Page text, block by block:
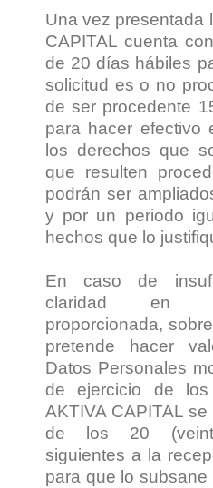
Una vez presentada
CAPITAL cuenta
de 20 días hábiles
solicitud es o no
de ser procedente
para hacer efectivo
los derechos que
que resulten
podrán ser
y por un periodo
hechos que lo
En caso de
claridad en
proporcionada,
pretende hacer
Datos Personales
de ejercicio de los
AKTIVA CAPITAL
de los 20
siguientes a la
para que lo